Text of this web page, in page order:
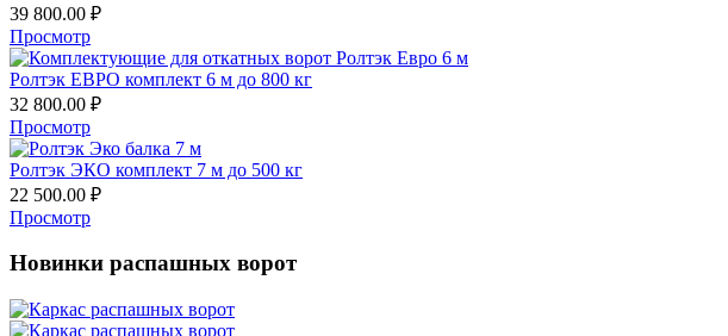
39 800.00 ₽
Просмотр
Ролтэк ЕВРО комплект 6 м до 800 кг
32 800.00 ₽
Просмотр
Ролтэк ЭКО комплект 7 м до 500 кг
22 500.00 ₽
Просмотр
Новинки распашных ворот